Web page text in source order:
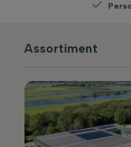
Assortiment